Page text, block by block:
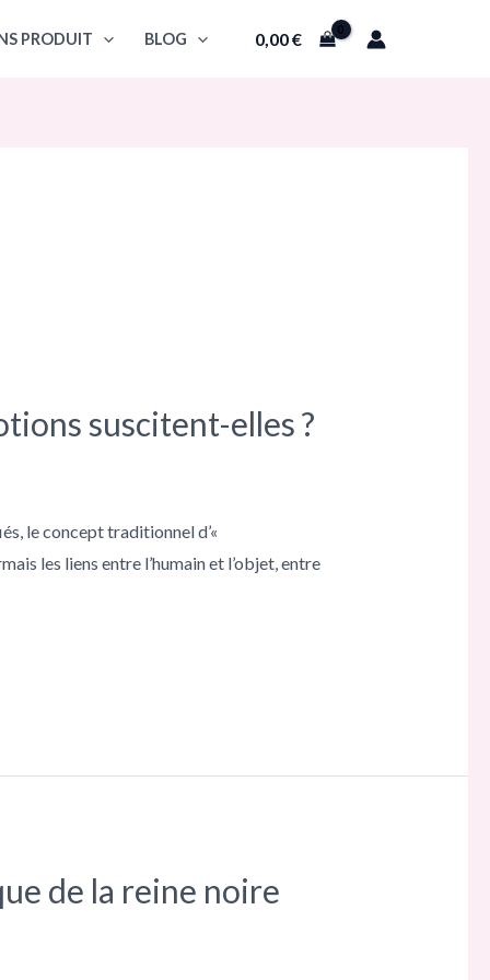
PRODUIT BLOG 0,00€
suscitent-elles ?
le concept traditionnel d’«
les liens entre l’humain et l’objet, entre
de la reine noire